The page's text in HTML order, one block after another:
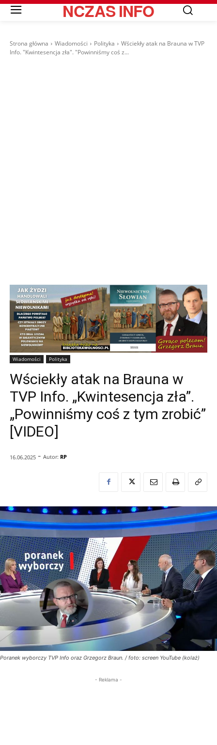
NCZASINFO
Strona główna Wiadomości Polityka
Wściekły atak na Brauna w TVP
Info. "Kwintesencja zła". "Powinniśmy coś z...
Wiadomości Polityka
Wściekły atak na Brauna w
TVP Info. „Kwintesencja zła”.
„Powinniśmy coś z tym zrobić”
[VIDEO]
16.06.2025 - Autor: RP
Poranek wyborczy TVP Info oraz Grzegorz Braun. / foto: screen YouTube (kolaż)
- Reklama -